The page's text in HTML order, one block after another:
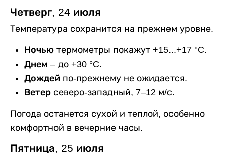
Четверг, 24 июля
Температура сохранится на прежнем уровне.
Ночью термометры покажут +15...+17 °C.
Днем – до +30 °C.
Дождей по-прежнему не ожидается.
Ветер северо-западный, 7–12 м/с.
Погода останется сухой и теплой, особенно
комфортной в вечерние часы.
Пятница, 25 июля